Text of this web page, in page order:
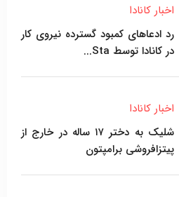
اخبار کانادا
رد ادعاهای کمبود گسترده نیروی کار
در کانادا توسط Sta...
اخبار کانادا
شلیک به دختر ۱۷ ساله در خارج از
پیتزافروشی برامپتون